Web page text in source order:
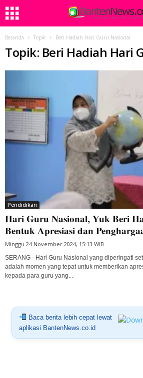
Beranda Topik Beri Hadiah Hari Guru Nasional
Topik: Beri Hadiah Hari
Pendidikan
Hari Guru Nasional, Yuk Beri
Bentuk Apresiasi dan
Minggu 24 November 2024, 15:13 WIB
SERANG - Hari Guru Nasional yang diperingati
adalah momen yang tepat untuk memberikan
kepada para guru yang...
Baca berita lebih cepat lewat
aplikasi BantenNews.co.id